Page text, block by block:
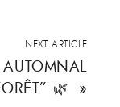
NEXT ARTICLE
🌿 »